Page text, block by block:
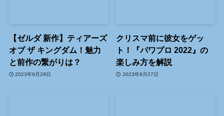
【ゼルダ 新作】ティアーズ
オブ ザ キングダム！魅力
と前作の繋がりは？
2023年9月29日
クリスマ前に彼女をゲッ
ト！『パワプロ 2022』の
楽しみ方を解説
2023年9月27日